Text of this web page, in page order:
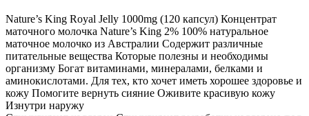
Nature’s King Royal Jelly 1000mg (120 капсул) Концентрат
маточного молочка Nature’s King 2% 100% натуральное
маточное молочко из Австралии Содержит различные
питательные вещества Которые полезны и необходимы
организму Богат витаминами, минералами, белками и
аминокислотами. Для тех, кто хочет иметь хорошее здоровье и
кожу Помогите вернуть сияние Оживите красивую кожу
Изнутри наружу